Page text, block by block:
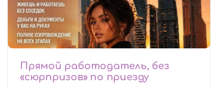
Прямой работодатель, без
«сюрпризов» по приезду